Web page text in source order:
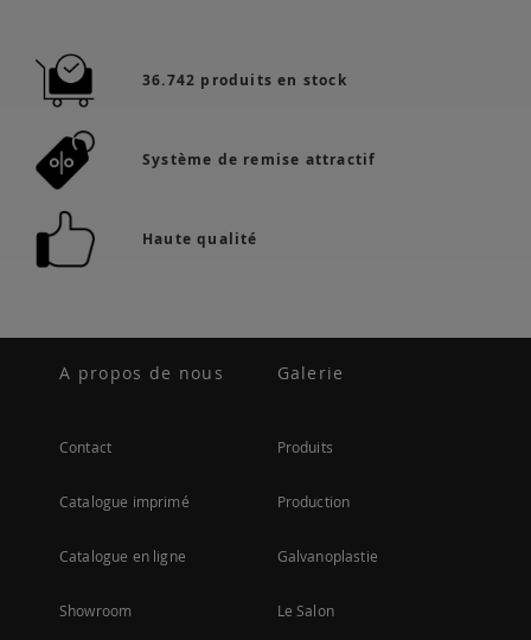
36.742 produits en stock
Système de remise attractif
Haute qualité
A propos de nous
Contact
Catalogue imprimé
Catalogue en ligne
Showroom
Galerie
Produits
Production
Galvanoplastie
Le Salon